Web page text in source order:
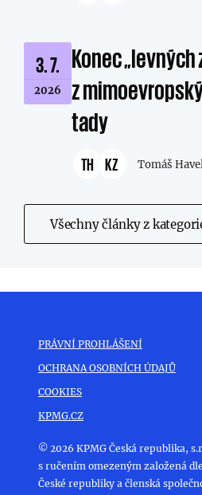
3. 7.
2026
Konec „levných
z
tady
TH KZ Tomáš
Všechny články z
PRÁVNÍ PROHLÁŠENÍ
OCHRANA OSOBNÍCH ÚDAJŮ
COOKIES
KPMG.CZ
© 2026 KPMG Česká republika,
s ručením omezeným založená
České republiky a členská